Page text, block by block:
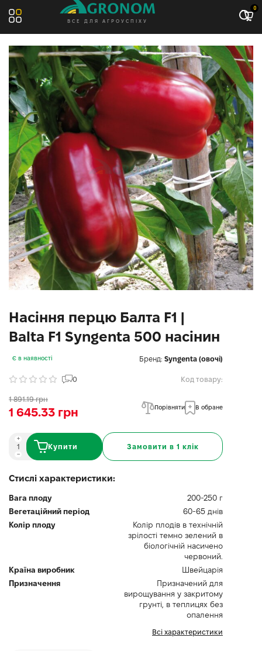
ВСЕ ДЛЯ АГРОУСПІХУ
0
Насіння перцю Балта F1 |
Balta F1 Syngenta 500 насінин
Є в наявності Бренд: Syngenta (овочі)
0 Код товару:
1 891.19 грн
1 645.33 грн Порівняти В обране
Купити Замовити в 1 клік
Стислі характеристики:
Вага плоду
200-250 г
Вегетаційний період
60-65 днів
Колір плоду
Колір плодів в технічній
зрілості темно зелений в
біологічній насичено
червоний.
Країна виробник
Швейцарія
Призначення
Призначений для
вирощування у закритому
грунті, в теплицях без
опалення
Всі характеристики